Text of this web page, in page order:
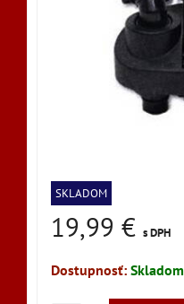
SKLADOM
19,99 € s DPH
Dostupnosť: Skladom